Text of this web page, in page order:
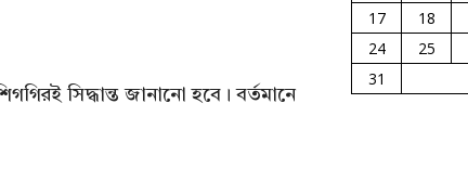
সিদ্ধান্ত জানানো হবে। বর্তমানে
17
18
24
25
31